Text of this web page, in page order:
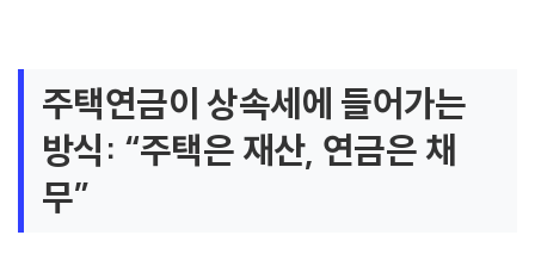
주택연금이 상속세에 들어가는
방식: “주택은 재산, 연금은 채
무”